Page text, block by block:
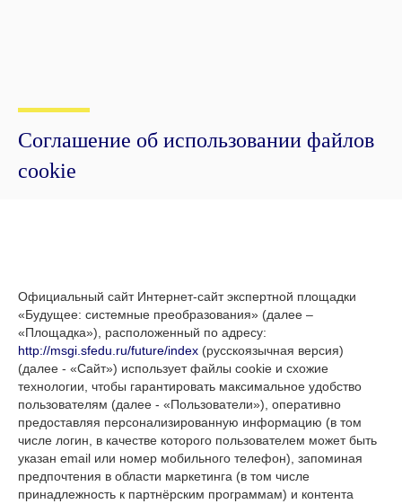
Соглашение об использовании файлов
cookie
Официальный сайт Интернет-сайт экспертной площадки
«Будущее: системные преобразования» (далее –
«Площадка»), расположенный по адресу:
http://msgi.sfedu.ru/future/index (русскоязычная версия)
(далее - «Сайт») использует файлы cookie и схожие
технологии, чтобы гарантировать максимальное удобство
пользователям (далее - «Пользователи»), оперативно
предоставляя персонализированную информацию (в том
числе логин, в качестве которого пользователем может быть
указан email или номер мобильного телефон), запоминая
предпочтения в области маркетинга (в том числе
принадлежность к партнёрским программам) и контента